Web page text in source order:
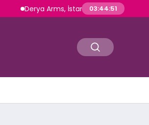
Derya Arms, İstanbul Prohunt 2026’da
03:44:52